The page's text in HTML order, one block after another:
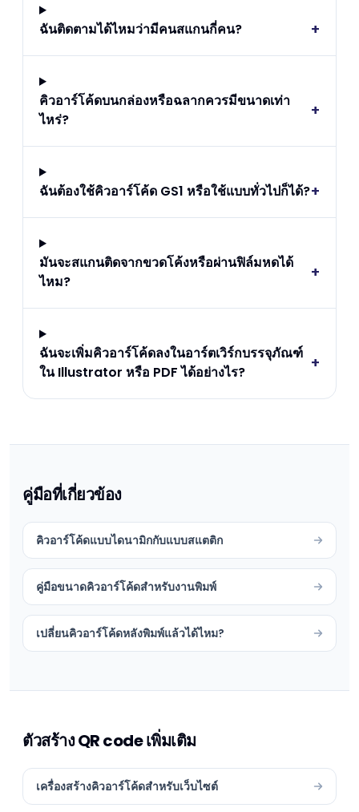
ฉันติดตามได้ไหมว่ามีคนสแกนกี่คน? +
คิวอาร์โค้ดบนกล่องหรือฉลากควรมีขนาดเท่า
ไหร่?
+
ฉันต้องใช้คิวอาร์โค้ด GS1 หรือใช้แบบทั่วไปก็ได้?+
มันจะสแกนติดจากขวดโค้งหรือผ่านฟิล์มหดได้
ไหม?
+
ฉันจะเพิ่มคิวอาร์โค้ดลงในอาร์ตเวิร์กบรรจุภัณฑ์
ใน Illustrator หรือ PDF ได้อย่างไร?
+
คู่มือที่เกี่ยวข้อง
คิวอาร์โค้ดแบบไดนามิกกับแบบสแตติก
คู่มือขนาดคิวอาร์โค้ดสำหรับงานพิมพ์
เปลี่ยนคิวอาร์โค้ดหลังพิมพ์แล้วได้ไหม?
ตัวสร้าง QR code เพิ่มเติม
เครื่องสร้างคิวอาร์โค้ดสำหรับเว็บไซต์